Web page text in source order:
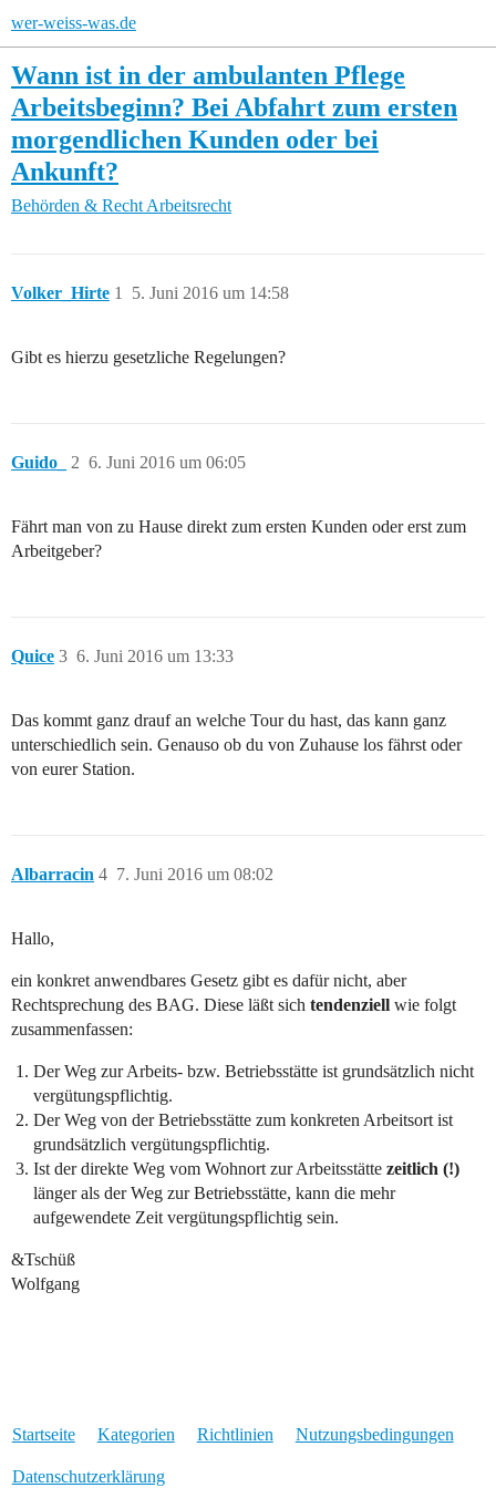
wer-weiss-was.de
Wann ist in der ambulanten Pflege
Arbeitsbeginn? Bei Abfahrt zum ersten
morgendlichen Kunden oder bei
Ankunft?
Behörden & Recht Arbeitsrecht
Volker_Hirte 5. Juni 2016 um 14:58
1
Gibt es hierzu gesetzliche Regelungen?
Guido_ 6. Juni 2016 um 06:05
2
Fährt man von zu Hause direkt zum ersten Kunden oder erst zum
Arbeitgeber?
Quice 6. Juni 2016 um 13:33
3
Das kommt ganz drauf an welche Tour du hast, das kann ganz
unterschiedlich sein. Genauso ob du von Zuhause los fährst oder
von eurer Station.
Albarracin 7. Juni 2016 um 08:02
4
Hallo,
ein konkret anwendbares Gesetz gibt es dafür nicht, aber
Rechtsprechung des BAG. Diese läßt sich tendenziell wie folgt
zusammenfassen:
Der Weg zur Arbeits- bzw. Betriebsstätte ist grundsätzlich nicht
vergütungspflichtig.
Der Weg von der Betriebsstätte zum konkreten Arbeitsort ist
grundsätzlich vergütungspflichtig.
Ist der direkte Weg vom Wohnort zur Arbeitsstätte zeitlich (!)
länger als der Weg zur Betriebsstätte, kann die mehr
aufgewendete Zeit vergütungspflichtig sein.
&Tschüß
Wolfgang
Startseite Kategorien Richtlinien Nutzungsbedingungen
Datenschutzerklärung